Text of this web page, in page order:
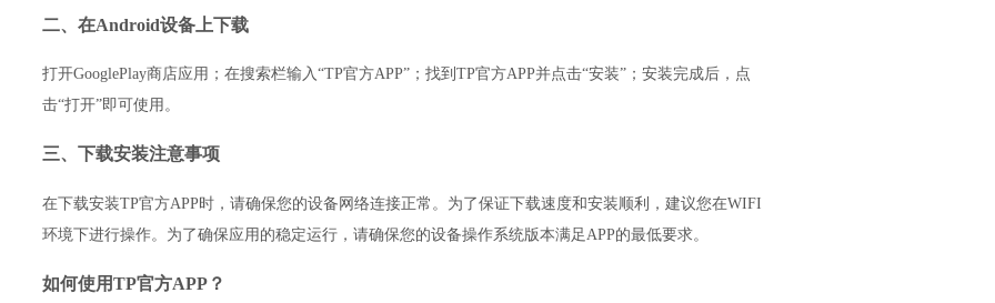
二、在Android设备上下载
打开GooglePlay商店应用；在搜索栏输入“TP官方APP”；找到TP官方APP并点击“安装”；安装完成后，点
击“打开”即可使用。
三、下载安装注意事项
在下载安装TP官方APP时，请确保您的设备网络连接正常。为了保证下载速度和安装顺利，建议您在WIFI
环境下进行操作。为了确保应用的稳定运行，请确保您的设备操作系统版本满足APP的最低要求。
如何使用TP官方APP？